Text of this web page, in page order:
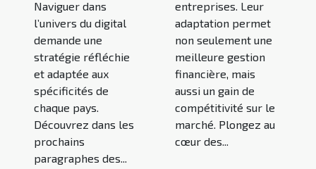
Naviguer dans
l’univers du digital
demande une
stratégie réfléchie
et adaptée aux
spécificités de
chaque pays.
Découvrez dans les
prochains
paragraphes des...
entreprises. Leur
adaptation permet
non seulement une
meilleure gestion
financière, mais
aussi un gain de
compétitivité sur le
marché. Plongez au
cœur des...